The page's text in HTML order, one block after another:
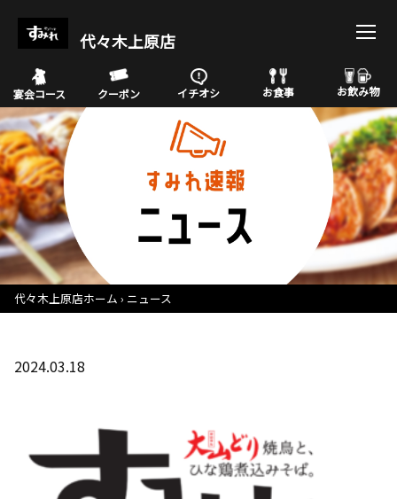
代々木上原店
宴会コース クーポン イチオシ お食事 お飲み物
代々木上原店ホーム ニュース
2024.03.18